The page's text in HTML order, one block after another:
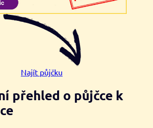
Najít půjčku
přehled o půjčce k